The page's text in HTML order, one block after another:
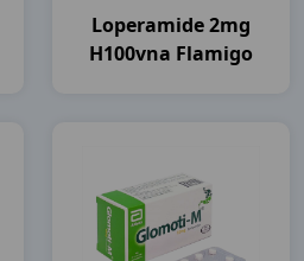
Loperamide 2mg
H100vna Flamigo